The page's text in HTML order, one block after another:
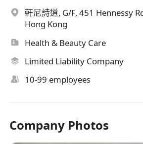
軒尼詩道, G/F, 451 Hennessy
Hong Kong
Health & Beauty Care
Limited Liability Company
10-99 employees
Company Photos